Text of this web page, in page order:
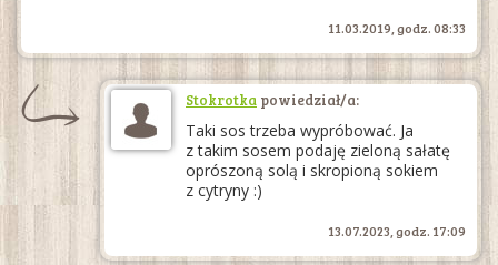
11.03.2019, godz. 08:33
Stokrotka powiedział/a:
Taki sos trzeba wypróbować. Ja
z takim sosem podaję zieloną sałatę
oprószoną solą i skropioną sokiem
z cytryny :)
13.07.2023, godz. 17:09